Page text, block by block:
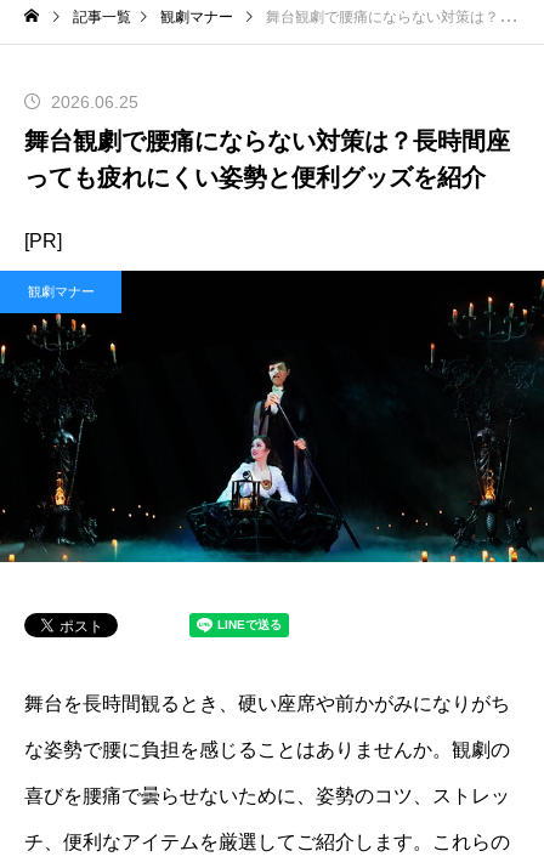
記事一覧 観劇マナー 舞台観劇で腰痛にならない対策は？長時間座っても疲れにくい姿勢と便利グッズを紹介
2026.06.25
舞台観劇で腰痛にならない対策は？長時間座
っても疲れにくい姿勢と便利グッズを紹介
[PR]
観劇マナー
舞台を長時間観るとき、硬い座席や前かがみになりがち
な姿勢で腰に負担を感じることはありませんか。観劇の
喜びを腰痛で曇らせないために、姿勢のコツ、ストレッ
チ、便利なアイテムを厳選してご紹介します。これらの